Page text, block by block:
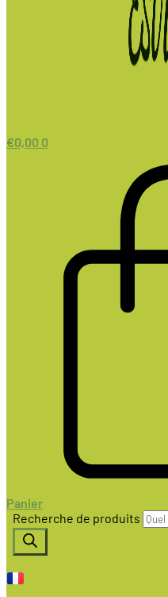
€0,00 0
Panier
Recherche de produits